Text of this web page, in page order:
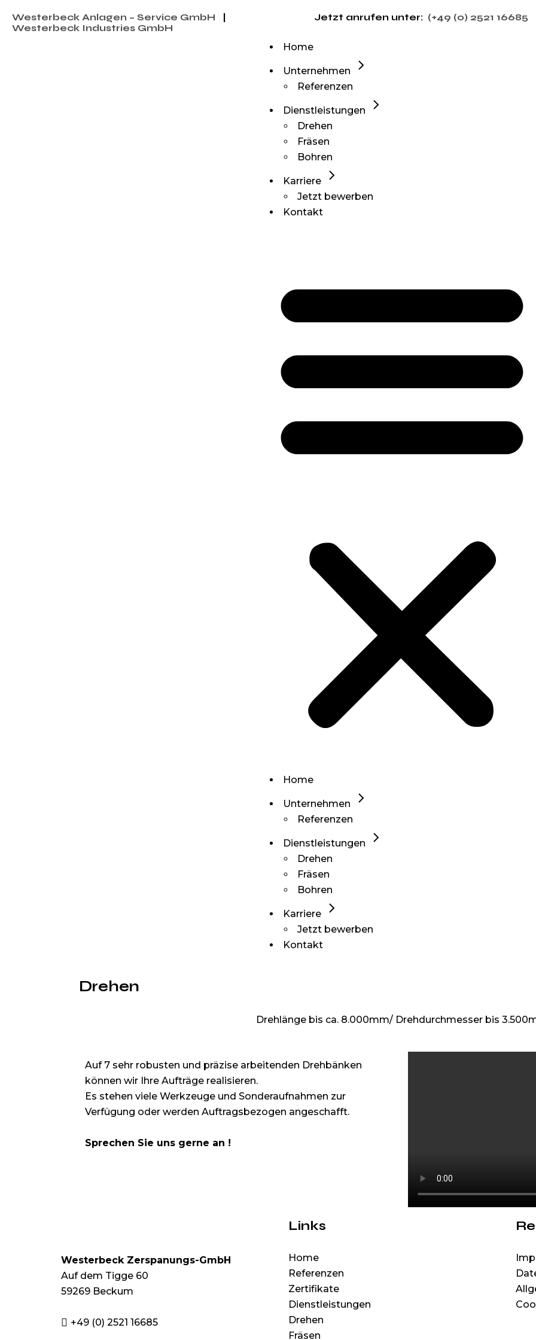
Westerbeck Anlagen – Service GmbH
|
Westerbeck Industries GmbH
Jetzt anrufen unter: (+49 (0) 2521 16685
Home
Unternehmen
Referenzen
Dienstleistungen
Drehen
Fräsen
Bohren
Karriere
Jetzt bewerben
Kontakt
Home
Unternehmen
Referenzen
Dienstleistungen
Drehen
Fräsen
Bohren
Karriere
Jetzt bewerben
Kontakt
Drehen
Drehlänge bis ca. 8.000mm/ Drehdurchmesser bis
Auf 7 sehr robusten und präzise arbeitenden Drehbänken
können wir Ihre Aufträge realisieren.
Es stehen viele Werkzeuge und Sonderaufnahmen zur
Verfügung oder werden Auftragsbezogen angeschafft.
Sprechen Sie uns gerne an !
Westerbeck Zerspanungs-GmbH
Auf dem Tigge 60
59269 Beckum
+49 (0) 2521 16685
Links
Home
Referenzen
Zertifikate
Dienstleistungen
Drehen
Fräsen